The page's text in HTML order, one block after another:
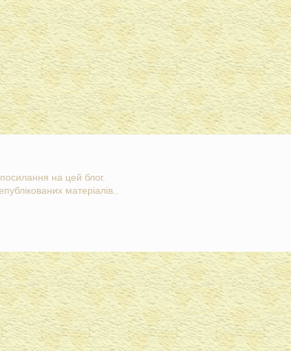
на цей блог.
матеріалів..